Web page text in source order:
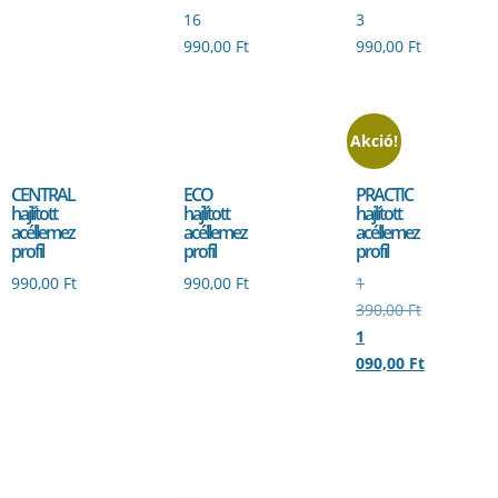
16
990,00 Ft
3
990,00 Ft
CENTRAL
hajlított
acéllemez
profil
990,00 Ft
ECO
hajlított
acéllemez
profil
990,00 Ft
Akció!
PRACTIC
hajlított
acéllemez
profil
1
390,00Ft
1
090,00 Ft